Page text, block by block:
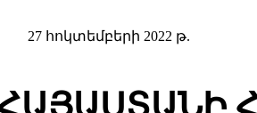
27 հոկտեմբերի 2022 թ.